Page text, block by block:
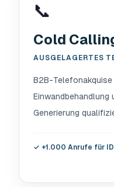
📞
Cold
AUSGELAGERTES
B2B-
Generierung
✓ +1.000 Anrufe für